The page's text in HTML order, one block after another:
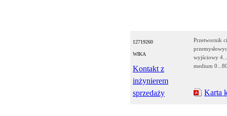
12719260
WIKA
Kontakt z
inżynierem
sprzedaży
Przetwornik
wyjściowy
medium
Karta